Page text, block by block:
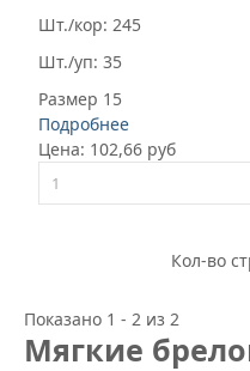
Шт./кор: 245
Шт./уп: 35
Размер 15
Подробнее
Цена: 102,66 руб
Кол-во
Показано 1 - 2 из 2
Мягкие